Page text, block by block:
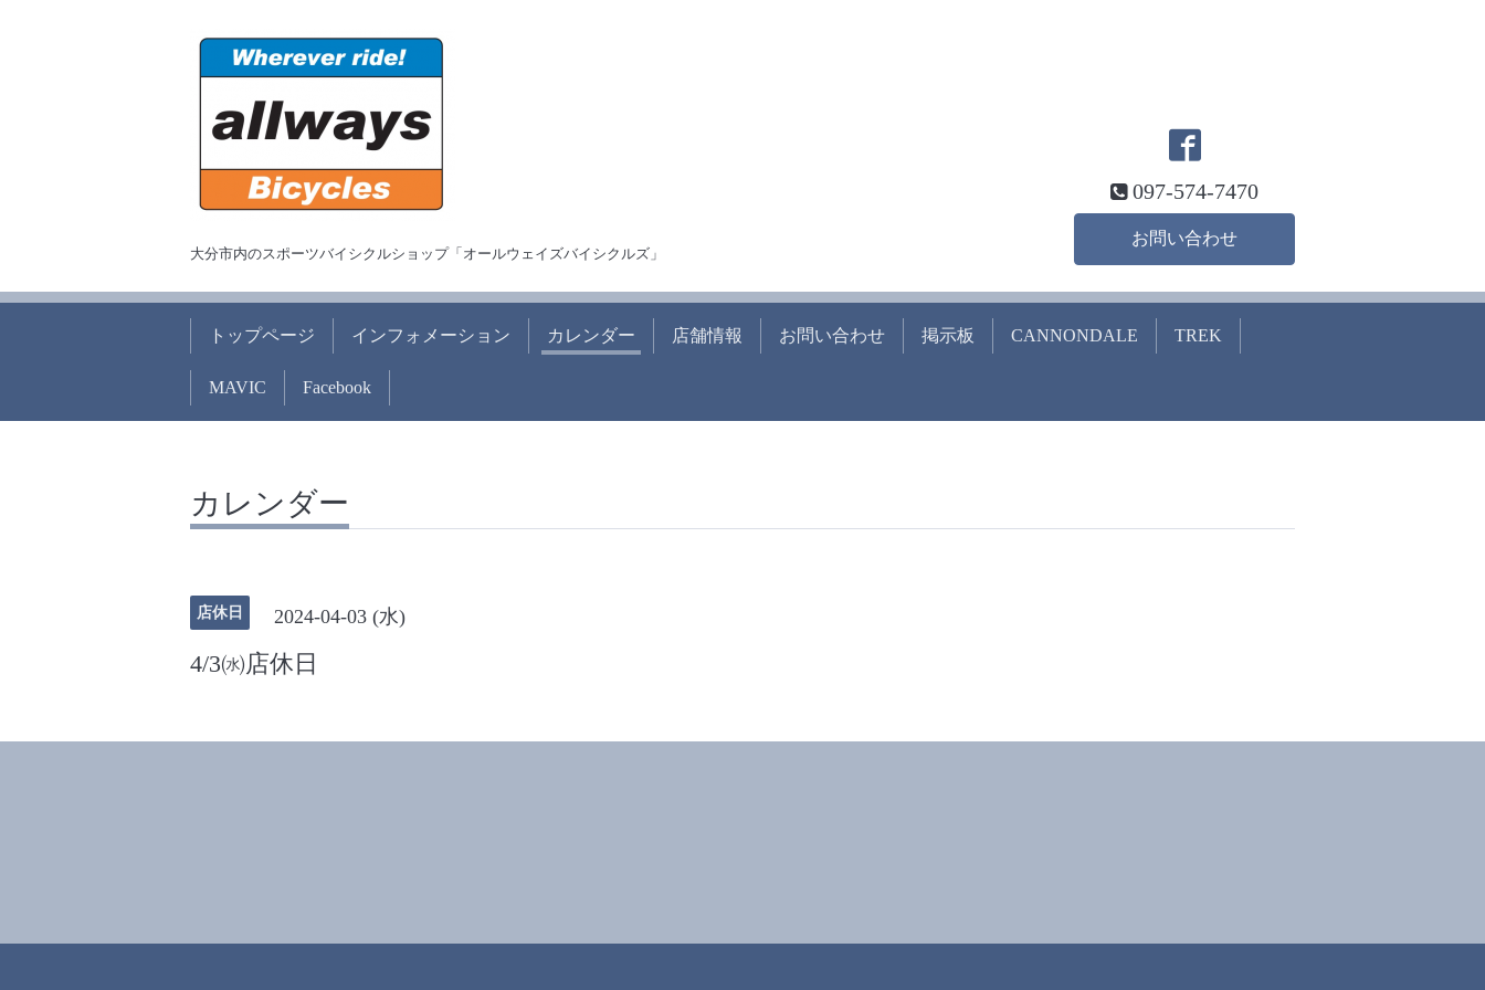
大分市内のスポーツバイシクルショップ「オールウェイズバイシクルズ」
097-574-7470
お問い合わせ
トップページ インフォメーション カレンダー 店舗情報 お問い合わせ 掲示板 CANNONDALE TREK
MAVIC Facebook
カレンダー
店休日 2024-04-03 (水)
4/3㈬店休日